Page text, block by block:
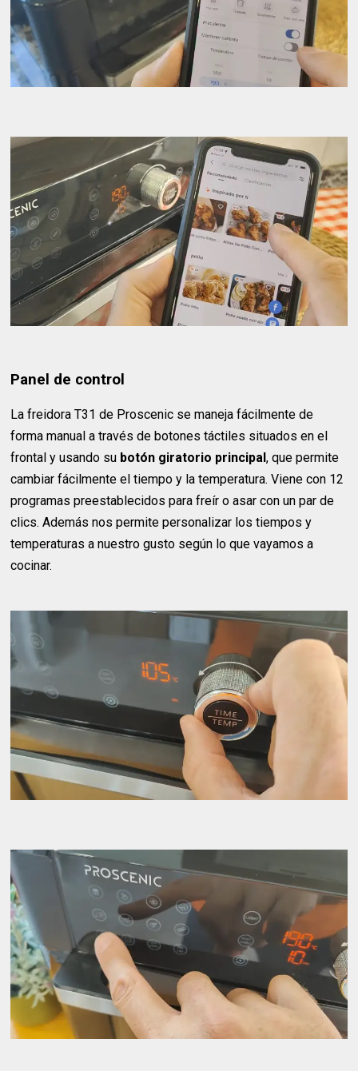
Panel de control
La freidora T31 de Proscenic se maneja fácilmente de
forma manual a través de botones táctiles situados en el
frontal y usando su botón giratorio principal, que permite
cambiar fácilmente el tiempo y la temperatura. Viene con 12
programas preestablecidos para freír o asar con un par de
clics. Además nos permite personalizar los tiempos y
temperaturas a nuestro gusto según lo que vayamos a
cocinar.